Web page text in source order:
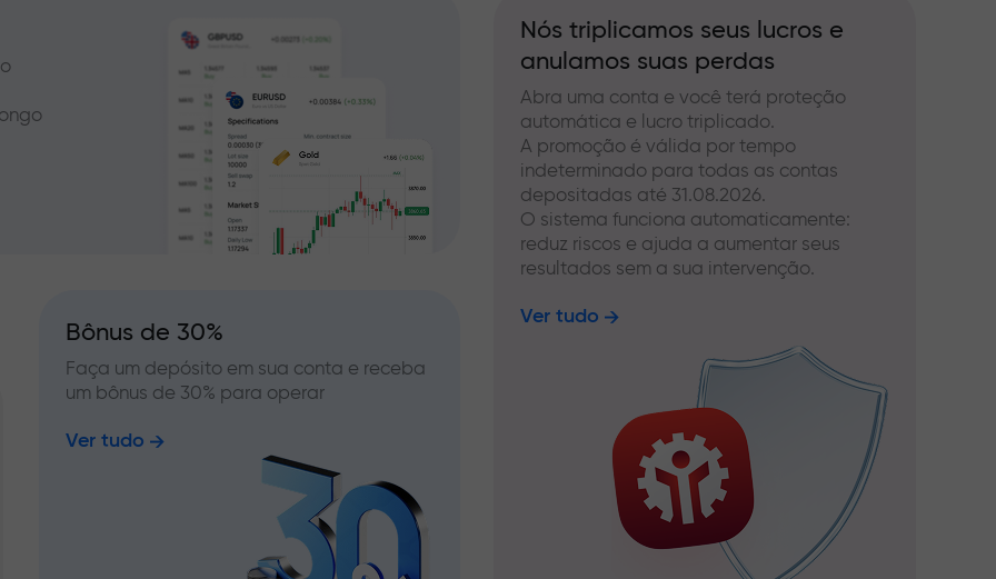
Bônus de 30%
Faça um depósito em sua conta e receba
um bônus de 30% para operar
Ver tudo
Nós triplicamos seus lucros e
anulamos suas perdas
Abra uma conta e você terá proteção
automática e lucro triplicado.
A promoção é válida por tempo
indeterminado para todas as contas
depositadas até 31.08.2026.
O sistema funciona automaticamente:
reduz riscos e ajuda a aumentar seus
resultados sem a sua intervenção.
Ver tudo